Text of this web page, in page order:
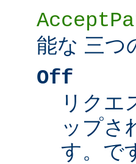
能な 三つ
Off
リクエ
ップさ
す。で